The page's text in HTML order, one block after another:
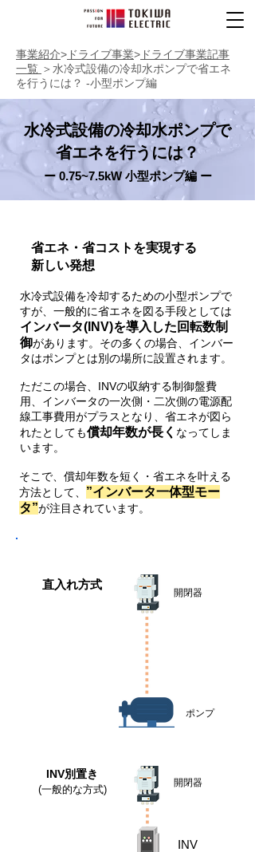
事業紹介> ドライブ事業> ドライブ事業記事
一覧 ＞水冷式設備の冷却水ポンプで省エネ
を行うには？ -小型ポンプ編
​水冷式設備の冷却水ポンプで
省エネを行うには？
​ー 0.75~7.5kW 小型ポンプ編 ー
​省エネ・省コストを実現する
新しい発想
水冷式設備を冷却するための小型ポンプで
すが、一般的に省エネを図る手段としては
インバータ(INV)を導入した回転数制
御があります。その多くの場合、インバー
タはポンプとは別の場所に設置されます。
ただこの場合、INVの収納する制御盤費
用、インバータの一次側・二次側の電源配
線工事費用がプラスとなり、省エネが図ら
れたとしても償却年数が長く なってしま
います。
そこで、償却年数を短く・省エネを叶える
方法として、 ”インバータ一体型モー
タ”が注目されています。
​直入れ方式
​開閉器
​ポンプ
INV​別置き
(一般的な方式)
​開閉器
​INV